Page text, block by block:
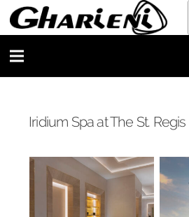
Iridium Spa at The St.